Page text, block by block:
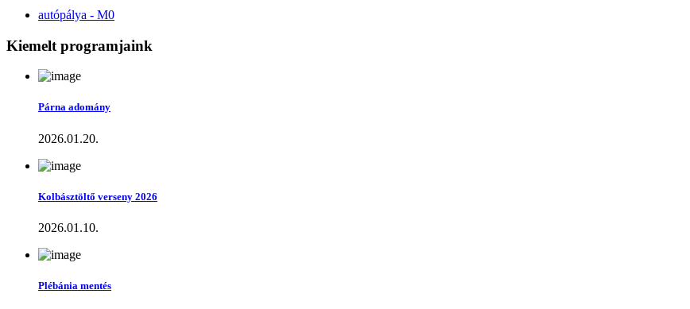
autópálya - M0
Kiemelt programjaink
Párna adomány
2026.01.20.
Kolbásztöltő verseny 2026
2026.01.10.
Plébánia mentés